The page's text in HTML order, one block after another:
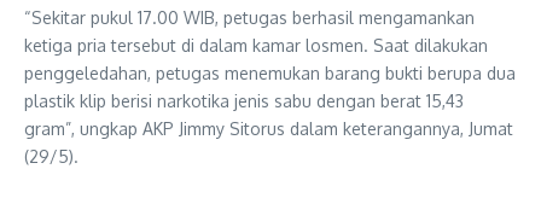
“Sekitar pukul 17.00 WIB, petugas berhasil mengamankan
ketiga pria tersebut di dalam kamar losmen. Saat dilakukan
penggeledahan, petugas menemukan barang bukti berupa dua
plastik klip berisi narkotika jenis sabu dengan berat 15,43
gram”, ungkap AKP Jimmy Sitorus dalam keterangannya, Jumat
(29/5).